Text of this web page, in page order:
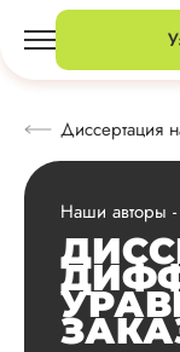
Диссертация
Наши авторы